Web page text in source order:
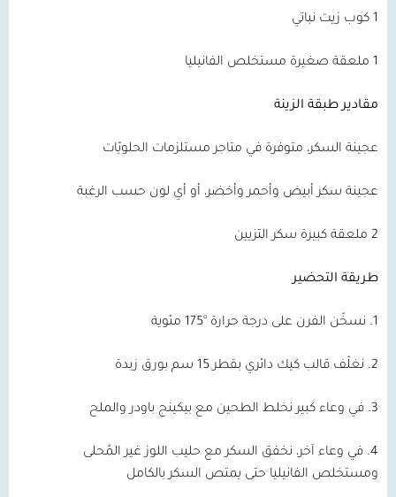
1 كوب زيت نباتي
1 ملعقة صغيرة مستخلص الفانيليا
مقادير طبقة الزينة
عجينة السكر، متوفرة في متاجر مستلزمات الحلويّات
عجينة سكر أبيض وأحمر وأخضر، أو أي لون حسب الرغبة
2 ملعقة كبيرة سكر التزيين
طريقة التحضير
1. نسخّن الفرن على درجة حرارة °175 مئوية
2. نغلّف قالب كيك دائري بقطر 15 سم بورق زبدة
3. في وعاء كبير نخلط الطحين مع بيكينج باودر والملح
4. في وعاء آخر، نخفق السكر مع حليب اللوز غير المُحلى
ومستخلص الفانيليا حتى يمتص السكر بالكامل